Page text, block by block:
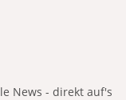
News - direkt auf's